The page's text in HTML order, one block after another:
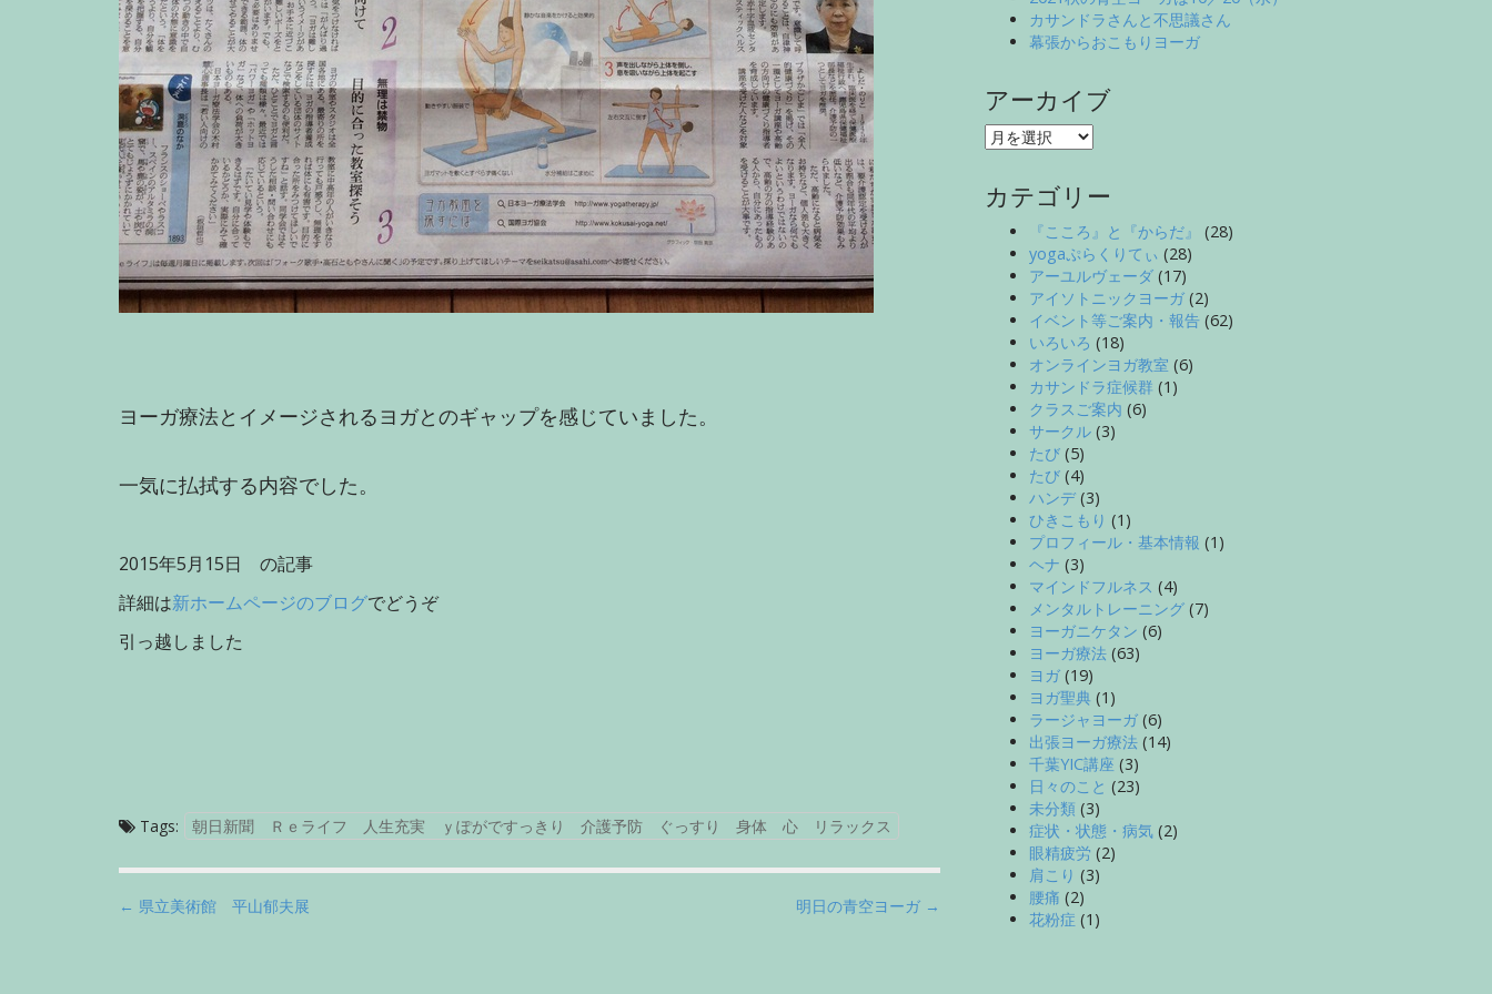
ヨーガ療法とイメージされるヨガとのギャップを感じていました。
一気に払拭する内容でした。
2015年5月15日 の記事
詳細は新ホームページのブログでどうぞ
引っ越しました
Tags: 朝日新聞 Ｒｅライフ 人生充実 ｙぽがですっきり 介護予防 ぐっすり 身体 心 リラックス
P
← 県立美術館 平山郁夫展 明日の青空ヨーガ →
カサンドラさんと不思議さん
幕張からおこもりヨーガ
アーカイブ
ア
ー
イ
カテゴリー
『こころ』と『からだ』
(28)
yogaぷらくりてぃ (28)
アーユルヴェーダ (17)
アイソトニックヨーガ (2)
イベント等ご案内・報告 (62)
いろいろ (18)
オンラインヨガ教室 (6)
カサンドラ症候群 (1)
クラスご案内 (6)
サークル (3)
たび (5)
たび (4)
ハンデ (3)
ひきこもり (1)
プロフィール・基本情報 (1)
ヘナ (3)
マインドフルネス (4)
メンタルトレーニング (7)
ヨーガニケタン (6)
ヨーガ療法 (63)
ヨガ (19)
ヨガ聖典 (1)
ラージャヨーガ (6)
出張ヨーガ療法 (14)
千葉YIC講座 (3)
日々のこと (23)
未分類 (3)
症状・状態・病気 (2)
眼精疲労 (2)
肩こり (3)
腰痛 (2)
花粉症 (1)